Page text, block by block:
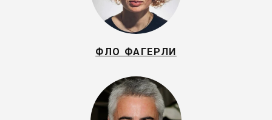
ФЛО ФАГЕРЛИ